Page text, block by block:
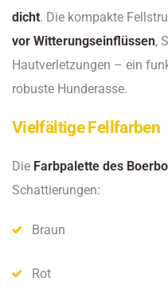
dicht. Die kompakte
vor Witterungseinflüssen,
Hautverletzungen – ein
robuste Hunderasse.
Vielfältige Fellfarben
Die Farbpalette des
Schattierungen:
Braun
Rot